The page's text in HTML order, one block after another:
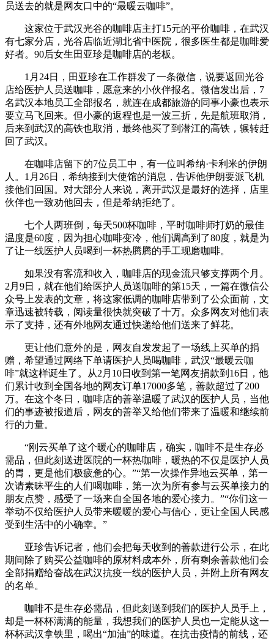
员送去的就是网友口中的“最暖云咖啡”。
这家位于武汉光谷的咖啡店主打15元的平价咖啡，在武汉
有七家分店，光谷店临近湖北省中医院，很多医生都是咖啡爱
好者。90后女生田亚珍是咖啡店的老板。
1月24日，田亚珍在工作群发了一条微信，说要返回光谷
店给医护人员送咖啡，愿意来的小伙伴报名。微信发出后，7
名武汉本地员工全部报名，就连在成都旅游的同事小豪也表示
要立马飞回来。但小豪的返程也是一波三折，先是航班取消，
后来到武汉的高铁也取消，最终他买了到潜江的高铁，辗转赶
回了武汉。
在咖啡店留下的7位员工中，有一位叫希纳·卡利米的伊朗
人。1月26日，希纳接到大使馆的消息，告诉他伊朗要派飞机
接他们回国。对大部分人来说，离开武汉是最好的选择，店里
伙伴也一致劝他回去，但是希纳拒绝了。
七个人两班倒，每天500杯咖啡，平时咖啡师打奶的最佳
温度是60度，因为担心咖啡变冷，他们调高到了80度，就是为
了让一线医护人员喝到一杯热腾腾的手工现磨咖啡。
如果没有客流和收入，咖啡店的现金流只够支撑两个月。
2月9日，就在他们给医护人员送咖啡的第15天，一篇在微信公
众号上发表的文章，将这家低调的咖啡店带到了公众面前，文
章迅速被转载，阅读量很快就突破了十万。众多网友对他们表
示了支持，还有外地网友通过快递给他们送来了鲜花。
更让他们意外的是，网友自发发起了一场线上买单的捐
赠，希望通过网络下单请医护人员喝咖啡，武汉“最暖云咖
啡”就这样诞生了。从2月10日收到第一笔网友捐款到16日，他
们累计收到全国各地的网友订单17000多笔，善款超过了200
万。在这个冬日，咖啡店的善举温暖了武汉的医护人员，当他
们的事迹被报道后，网友的善举又给他们带来了温暖和继续前
行的力量。
“刚云买单了这个暖心的咖啡店，确实，咖啡不是生存必
需品，但此刻送进医院的一杯热咖啡，暖热的不仅是医护人员
的胃，更是他们极疲惫的心。”“第一次操作异地云买单，第一
次请素昧平生的人们喝咖啡，第一次为所有参与云买单接力的
朋友点赞，感受了一场来自全国各地的爱心接力。”“你们这一
举动不仅给医护人员带来暖暖的爱心与信心，更让全国人民感
受到生活中的小确幸。”
亚珍告诉记者，他们会把每天收到的善款进行公示，在此
期间除了购买公益咖啡的原材料成本外，所有剩余善款他们会
全部捐赠给奋战在武汉抗疫一线的医护人员，并附上所有网友
的名单。
咖啡不是生存必需品，但此刻送到我们的医护人员手上，
却是一杯杯满满的能量，我想我们的医护人员也一定能从这一
杯杯武汉拿铁里，喝出“加油”的味道。在抗击疫情的前线，还